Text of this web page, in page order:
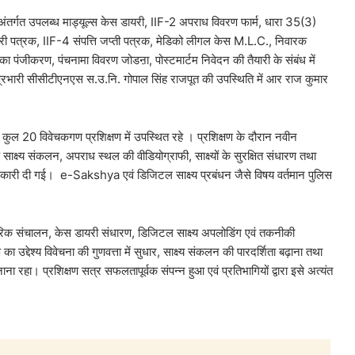
उपलब्ध माड्यूल्स केस डायरी, IIF-2 अपराध विवरण फार्म, धारा 35(3)
पत्रक, IIF-4 संपत्ति जप्ती पत्रक, मेडिको लीगल केस M.L.C., निवारक
पंजीकरण, पंचनामा विवरण जोडऩा, पोस्टमार्टम निवेदन की तैयारी के संबंध में
सीसीटीएनएस स.उ.नि. गोपाल सिंह राजपूत की उपस्थिति में आर राज कुमार
20 विवेचकगण प्रशिक्षण में उपस्थित रहे । प्रशिक्षण के दौरान नवीन
संकलन, अपराध स्थल की वीडियोग्राफी, साक्ष्यों के सुरक्षित संधारण तथा
दी गई। e-Sakshya एवं डिजिटल साक्ष्य प्रबंधन जैसे विषय वर्तमान पुलिस
संचालन, केस डायरी संधारण, डिजिटल साक्ष्य अपलोडिंग एवं तकनीकी
विवेचना की गुणवत्ता में सुधार, साक्ष्य संकलन की पारदर्शिता बढ़ाना तथा
रहा। प्रशिक्षण सत्र सफलतापूर्वक संपन्न हुआ एवं प्रतिभागियों द्वारा इसे अत्यंत